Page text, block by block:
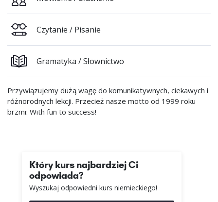
Czytanie / Pisanie
Gramatyka / Słownictwo
Przywiązujemy dużą wagę do komunikatywnych, ciekawych i
różnorodnych lekcji. Przecież nasze motto od 1999 roku
brzmi: With fun to success!
Który kurs najbardziej Ci
odpowiada?
Wyszukaj odpowiedni kurs niemieckiego!